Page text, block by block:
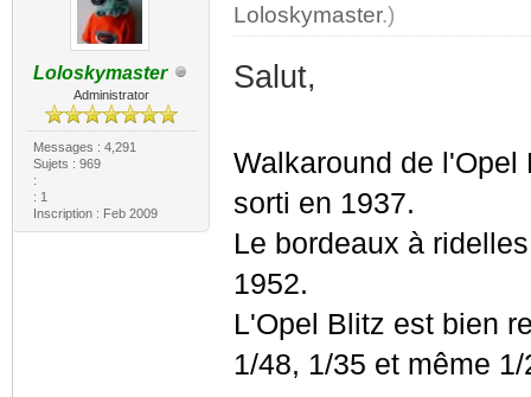
Loloskymaster
Administrator
Messages : 4,291
Sujets : 969
:
: 1
Inscription : Feb 2009
Loloskymaster.)
Salut,
Walkaround de
sorti en 1937.
Le bordeaux à
1952.
L'Opel Blitz est bien
1/48, 1/35 et même 1/